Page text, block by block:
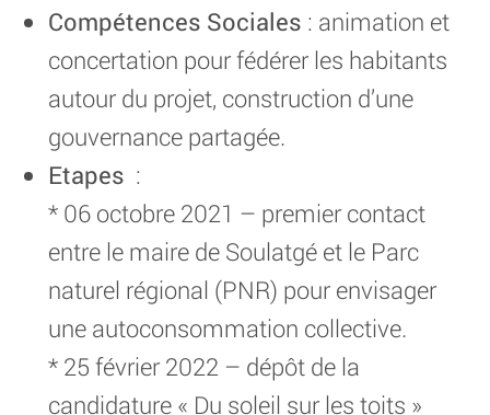
Compétences Sociales : animation et
concertation pour fédérer les habitants
autour du projet, construction d’une
gouvernance partagée.
Etapes :
* 06 octobre 2021 – premier contact
entre le maire de Soulatgé et le Parc
naturel régional (PNR) pour envisager
une autoconsommation collective.
* 25 février 2022 – dépôt de la
candidature « Du soleil sur les toits »